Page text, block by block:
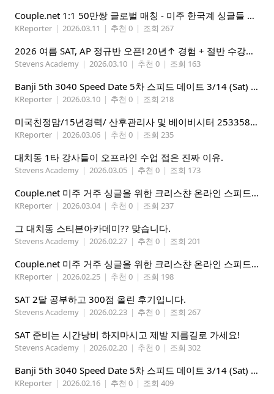
Couple.net 1:1 50만쌍 글로벌 매칭 - 미주 한국계 싱글들 모이세요
KReporter | 2026.03.11 | 추천 0 | 조회 267
2026 여름 SAT, AP 정규반 오픈! 20년↑ 경험 + 절반 수강료 (얼리버드 5%할인)
Stevens Academy | 2026.03.10 | 추천 0 | 조회 163
Banji 5th 3040 Speed Date 5차 스피드 데이트 3/14 (Sat) 5-8PM
KReporter | 2026.03.10 | 추천 0 | 조회 218
미국친정맘/15년경력/ 산후관리사 및 베이비시터 2533580937 mom1004usa.com / 미주전지역파견업무
KReporter | 2026.03.06 | 추천 0 | 조회 235
대치동 1타 강사들이 오프라인 수업 접은 진짜 이유.
Stevens Academy | 2026.03.05 | 추천 0 | 조회 173
Couple.net 미주 거주 싱글을 위한 크리스챤 온라인 스피드데이트
KReporter | 2026.03.04 | 추천 0 | 조회 237
그 대치동 스티븐아카데미?? 맞습니다.
Stevens Academy | 2026.02.27 | 추천 0 | 조회 201
Couple.net 미주 거주 싱글을 위한 크리스챤 온라인 스피드데이트
KReporter | 2026.02.25 | 추천 0 | 조회 198
SAT 2달 공부하고 300점 올린 후기입니다.
Stevens Academy | 2026.02.23 | 추천 0 | 조회 267
SAT 준비는 시간낭비 하지마시고 제발 지름길로 가세요!
Stevens Academy | 2026.02.20 | 추천 0 | 조회 302
Banji 5th 3040 Speed Date 5차 스피드 데이트 3/14 (Sat) 5-8PM
KReporter | 2026.02.16 | 추천 0 | 조회 409